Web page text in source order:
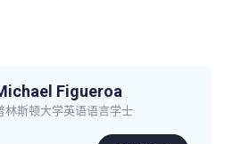
Figueroa
林斯顿大学英语语言学士